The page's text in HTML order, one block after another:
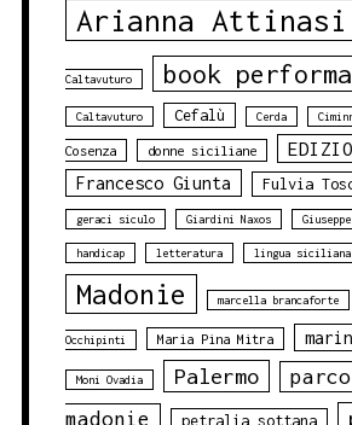
Arianna Attinasi
Caltavuturo book
Caltavuturo Cefalù Cerda
Cosenza donne siciliane
Francesco Giunta Fulvia
geraci siculo Giardini Naxos
handicap letteratura lingua siciliana
Madonie marcella brancaforte
Occhipinti Maria Pina Mitra
Moni Ovadia Palermo
madonie
petralia sottana